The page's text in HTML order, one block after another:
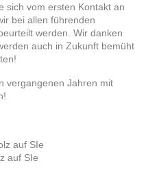
sich vom ersten Kontakt an
bei allen führenden
werden. Wir danken
auch in Zukunft bemüht
vergangenen Jahren mit
auf SIe